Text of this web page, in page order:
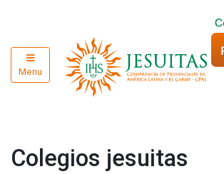
Menu
Colegios jesuitas